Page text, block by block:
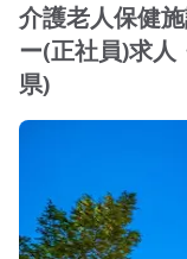
介護老人保健
ー(正社員)求
県)